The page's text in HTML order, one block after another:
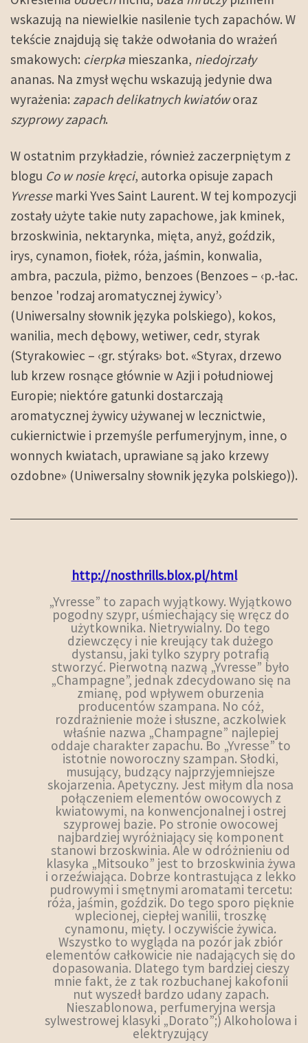
wskazują na niewielkie nasilenie tych zapachów. W
tekście znajdują się także odwołania do wrażeń
smakowych: cierpka mieszanka, niedojrzały
ananas. Na zmysł węchu wskazują jedynie dwa
wyrażenia: zapach delikatnych kwiatóworaz
szyprowy zapach.
W ostatnim przykładzie, również zaczerpniętym z
blogu Co w nosie kręci, autorka opisuje zapach
Yvressemarki Yves Saint Laurent. W tej kompozycji
zostały użyte takie nuty zapachowe, jak kminek,
brzoskwinia, nektarynka, mięta, anyż, goździk,
irys, cynamon, fiołek, róża, jaśmin, konwalia,
ambra, paczula, piżmo, benzoes (Benzoes – ‹p.-łac.
benzoe 'rodzaj aromatycznej żywicy’›
(Uniwersalny słownik języka polskiego), kokos,
wanilia, mech dębowy, wetiwer, cedr, styrak
(Styrakowiec – ‹gr. stýraks› bot. «Styrax, drzewo
lub krzew rosnące głównie w Azji i południowej
Europie; niektóre gatunki dostarczają
aromatycznej żywicy używanej w lecznictwie,
cukiernictwie i przemyśle perfumeryjnym, inne, o
wonnych kwiatach, uprawiane są jako krzewy
ozdobne» (Uniwersalny słownik języka polskiego)).
http://nosthrills.blox.pl/html
„Yvresse” to zapach wyjątkowy. Wyjątkowo
pogodny szypr, uśmiechający się wręcz do
użytkownika. Nietrywialny. Do tego
dziewczęcy i nie kreujący tak dużego
dystansu, jaki tylko szypry potrafią
stworzyć. Pierwotną nazwą „Yvresse” było
„Champagne”, jednak zdecydowano się na
zmianę, pod wpływem oburzenia
producentów szampana. No cóż,
rozdrażnienie może i słuszne, aczkolwiek
właśnie nazwa „Champagne” najlepiej
oddaje charakter zapachu. Bo „Yvresse” to
istotnie noworoczny szampan. Słodki,
musujący, budzący najprzyjemniejsze
skojarzenia. Apetyczny. Jest miłym dla nosa
połączeniem elementów owocowych z
kwiatowymi, na konwencjonalnej i ostrej
szyprowej bazie. Po stronie owocowej
najbardziej wyróżniający się komponent
stanowi brzoskwinia. Ale w odróżnieniu od
klasyka „Mitsouko” jest to brzoskwinia żywa
i orzeźwiająca. Dobrze kontrastująca z lekko
pudrowymi i smętnymi aromatami tercetu:
róża, jaśmin, goździk. Do tego sporo pięknie
wplecionej, ciepłej wanilii, troszkę
cynamonu, mięty. I oczywiście żywica.
Wszystko to wygląda na pozór jak zbiór
elementów całkowicie nie nadających się do
dopasowania. Dlatego tym bardziej cieszy
mnie fakt, że z tak rozbuchanej kakofonii
nut wyszedł bardzo udany zapach.
Nieszablonowa, perfumeryjna wersja
sylwestrowej klasyki „Dorato”;) Alkoholowa i
elektryzujący